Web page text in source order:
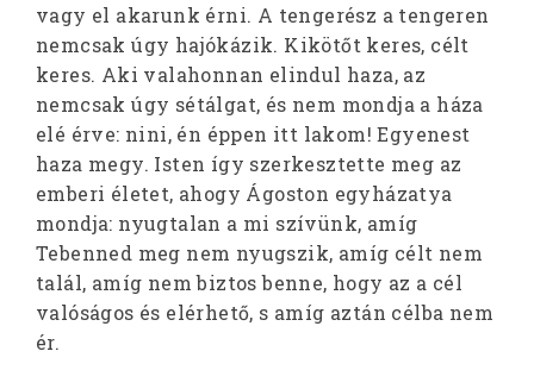
vagy el akarunk érni. A tengerész a tengeren
nemcsak úgy hajókázik. Kikötőt keres, célt
keres. Aki valahonnan elindul haza, az
nemcsak úgy sétálgat, és nem mondja a háza
elé érve: nini, én éppen itt lakom! Egyenest
haza megy. Isten így szerkesztette meg az
emberi életet, ahogy Ágoston egyházatya
mondja: nyugtalan a mi szívünk, amíg
Tebenned meg nem nyugszik, amíg célt nem
talál, amíg nem biztos benne, hogy az a cél
valóságos és elérhető, s amíg aztán célba nem
ér.